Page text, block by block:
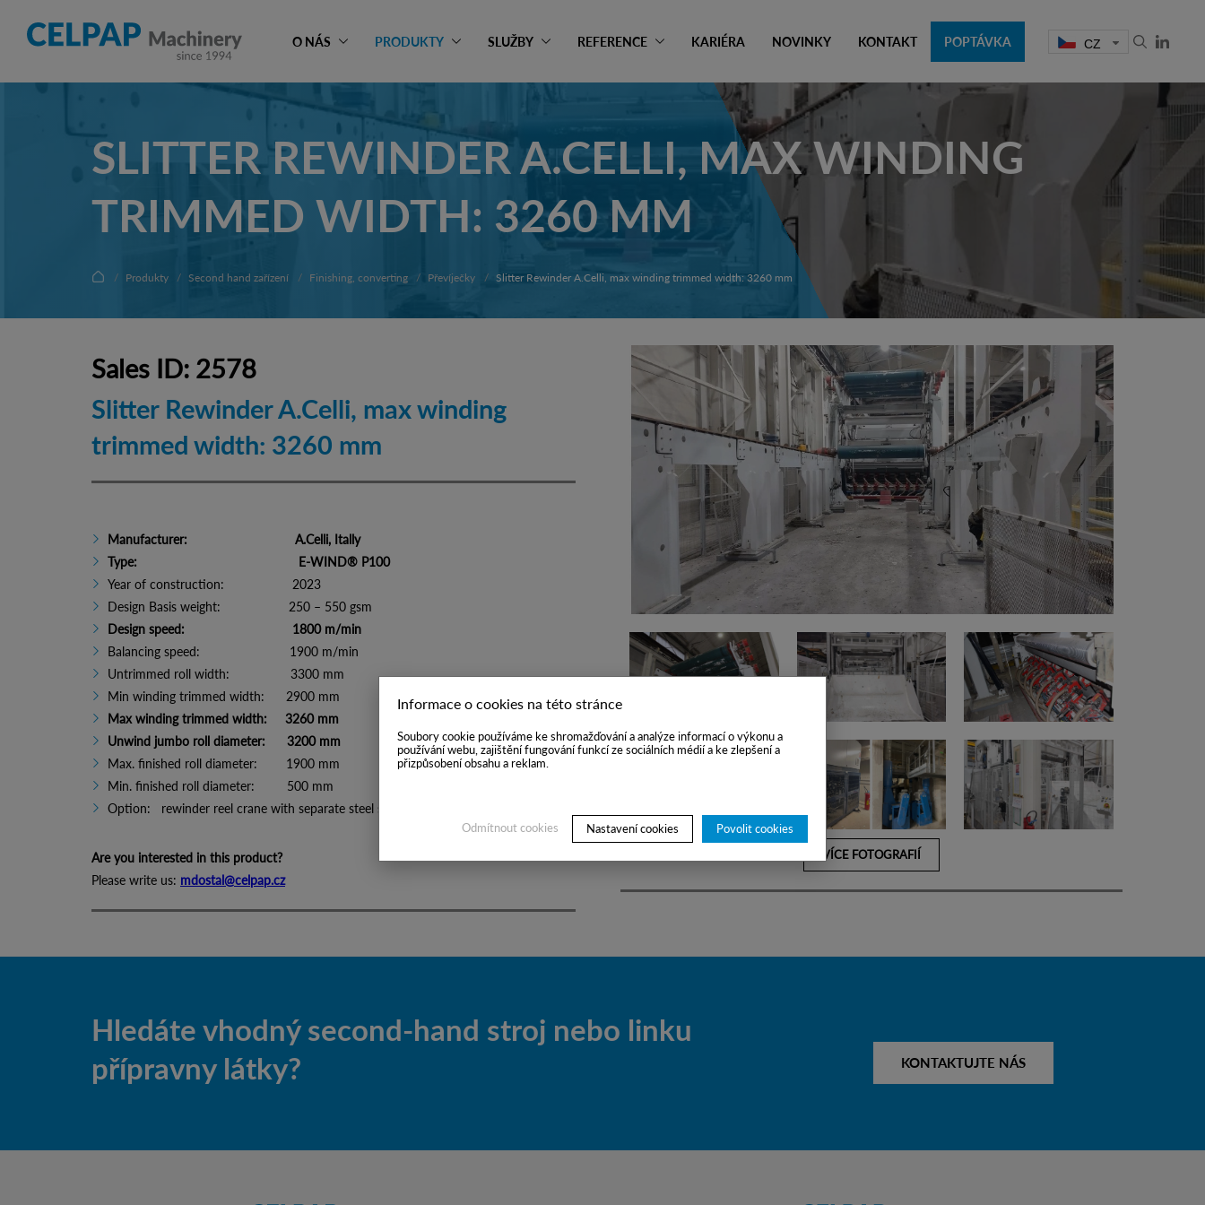
Informace o cookies na této stránce
Soubory cookie používáme ke shromažďování a analýze informací o výkonu a
používání webu, zajištění fungování funkcí ze sociálních médií a ke zlepšení a
přizpůsobení obsahu a reklam.
Povolit cookies
Nastavení cookies
Odmítnout cookies
O NÁS PRODUKTY SLUŽBY REFERENCE KARIÉRA NOVINKY KONTAKT POPTÁVKA CZ
SLITTER REWINDER A.CELLI, MAX WINDING
TRIMMED WIDTH: 3260 MM
Produkty Second hand zařízení Finishing, converting Převíječky Slitter Rewinder A.Celli, max winding trimmed width: 3260 mm
Sales ID: 2578
Slitter Rewinder A.Celli, max winding
trimmed width: 3260 mm
Manufacturer: A.Celli, Itally
Type: E-WIND® P100
Year of construction: 2023
Design Basis weight: 250 – 550 gsm
Design speed: 1800 m/min
Balancing speed: 1900 m/min
Untrimmed roll width: 3300 mm
Min winding trimmed width: 2900 mm
Max winding trimmed width: 3260 mm
Unwind jumbo roll diameter: 3200 mm
Max. finished roll diameter: 1900 mm
Min. finished roll diameter: 500 mm
Option: rewinder reel crane with separate steel structure.
Are you interested in this product?
Please write us: mdostal@celpap.cz
VÍCE FOTOGRAFIÍ
Hledáte vhodný second-hand stroj nebo linku
přípravny látky?
KONTAKTUJTE NÁS